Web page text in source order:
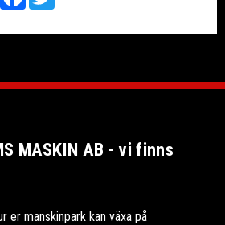
MASKIN AB - vi finns
er manskinpark kan växa på